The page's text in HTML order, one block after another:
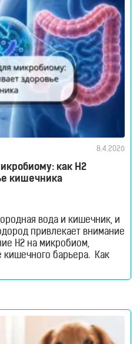
8.4.2026
как H2
кишечника
вода и кишечник, и
привлекает внимание
H2 на микробиом,
барьера. Как
считаться органом,
Именно здесь